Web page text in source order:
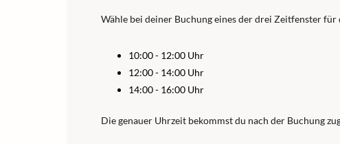
Wähle bei deiner Buchung eines der drei Zeitfenster für
10:00 - 12:00 Uhr
12:00 - 14:00 Uhr
14:00 - 16:00 Uhr
Die genauer Uhrzeit bekommst du nach der Buchung